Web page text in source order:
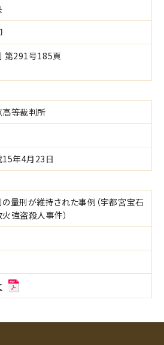
第291号185頁
高等裁判所
15年4月23日
量刑が維持された事例（宇都宮宝石
強盗殺人事件）